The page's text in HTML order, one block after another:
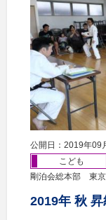
公開日：2019年09
こども
剛泊会総本部 東
2019年 秋